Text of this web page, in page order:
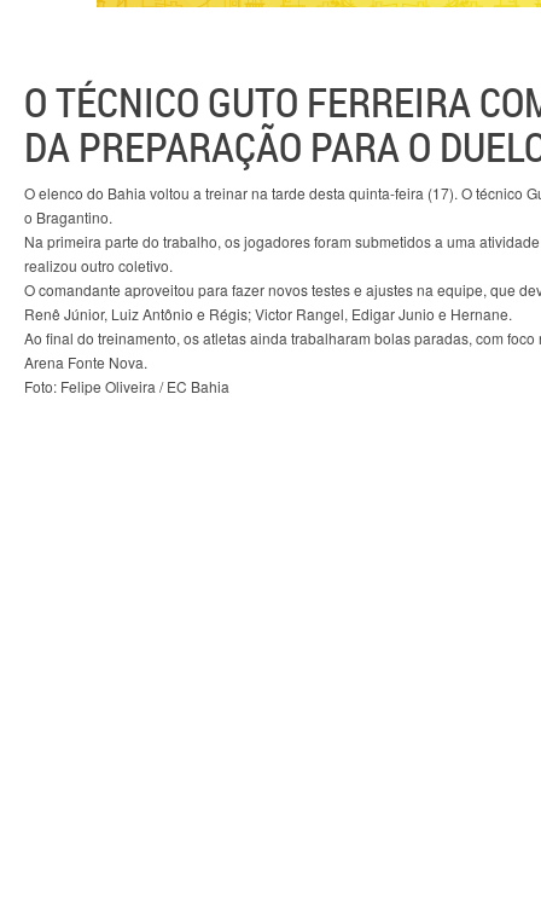
O TÉCNICO GUTO FERREIRA
DA PREPARAÇÃO PARA O
O elenco do Bahia voltou a treinar na tarde desta quinta-feira (17). O técnico
o Bragantino.
Na primeira parte do trabalho, os jogadores foram submetidos a uma
realizou outro coletivo.
O comandante aproveitou para fazer novos testes e ajustes na equipe, que
Renê Júnior, Luiz Antônio e Régis; Victor Rangel, Edigar Junio e Hernane.
Ao final do treinamento, os atletas ainda trabalharam bolas paradas, com
Arena Fonte Nova.
Foto: Felipe Oliveira / EC Bahia